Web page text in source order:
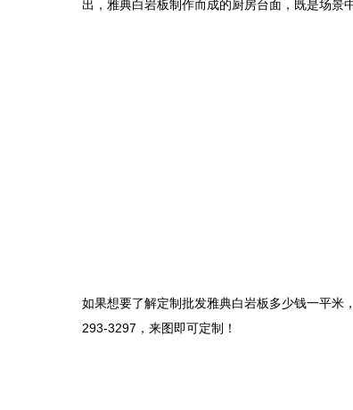
出，雅典白岩板制作而成的厨房台面，既是场景
如果想要了解定制批发雅典白岩板多少钱一平米
293-3297，来图即可定制！